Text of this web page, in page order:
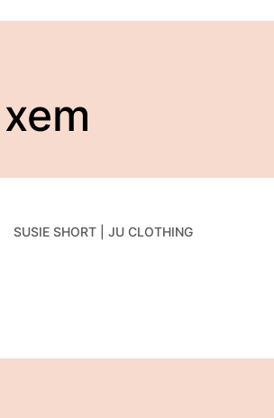
SUSIE SHORT | JU CLOTHING